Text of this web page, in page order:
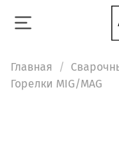
Главная
Горелки MIG/MAG